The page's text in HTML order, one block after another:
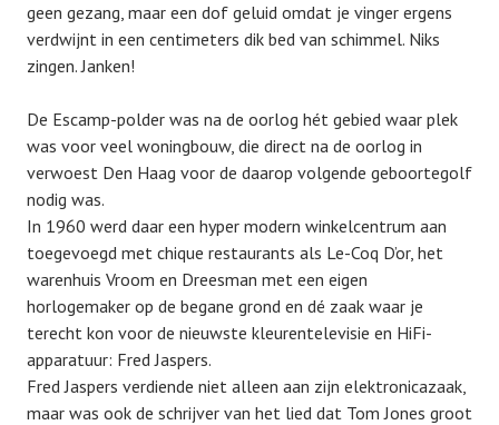
geen gezang, maar een dof geluid omdat je vinger ergens
verdwijnt in een centimeters dik bed van schimmel. Niks
zingen. Janken!
De Escamp-polder was na de oorlog hét gebied waar plek
was voor veel woningbouw, die direct na de oorlog in
verwoest Den Haag voor de daarop volgende geboortegolf
nodig was.
In 1960 werd daar een hyper modern winkelcentrum aan
toegevoegd met chique restaurants als Le-Coq D’or, het
warenhuis Vroom en Dreesman met een eigen
horlogemaker op de begane grond en dé zaak waar je
terecht kon voor de nieuwste kleurentelevisie en HiFi-
apparatuur: Fred Jaspers.
Fred Jaspers verdiende niet alleen aan zijn elektronicazaak,
maar was ook de schrijver van het lied dat Tom Jones groot